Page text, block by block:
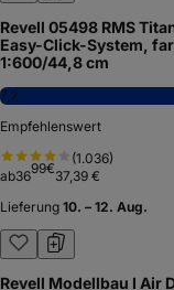
Revell 05498 RMS
Easy-Click-System,
1:600/44,8 cm
7,2
Empfehlenswert
(1.036)
ab3699€37,39 €
Lieferung 10. – 12. Aug.
Revell Modellbau I Air